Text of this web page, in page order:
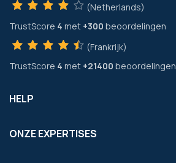
(Netherlands)
TrustScore 4 met +300 beoordelingen
(Frankrijk)
TrustScore 4 met +21400 beoordelingen
HELP
ONZE EXPERTISES